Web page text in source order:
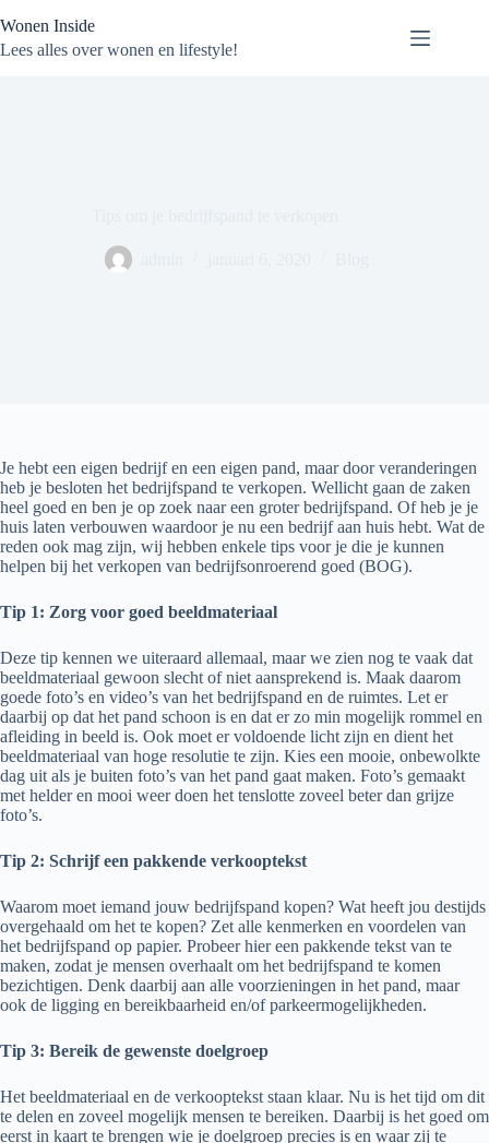
naar
de
Wonen Inside
Lees alles over wonen en lifestyle!
Je hebt een eigen bedrijf en een eigen pand, maar door veranderingen
heb je besloten het bedrijfspand te verkopen. Wellicht gaan de zaken
heel goed en ben je op zoek naar een groter bedrijfspand. Of heb je je
huis laten verbouwen waardoor je nu een bedrijf aan huis hebt. Wat de
reden ook mag zijn, wij hebben enkele tips voor je die je kunnen
helpen bij het verkopen van bedrijfsonroerend goed (BOG).
Tip 1: Zorg voor goed beeldmateriaal
Deze tip kennen we uiteraard allemaal, maar we zien nog te vaak dat
beeldmateriaal gewoon slecht of niet aansprekend is. Maak daarom
goede foto’s en video’s van het bedrijfspand en de ruimtes. Let er
daarbij op dat het pand schoon is en dat er zo min mogelijk rommel en
afleiding in beeld is. Ook moet er voldoende licht zijn en dient het
beeldmateriaal van hoge resolutie te zijn. Kies een mooie, onbewolkte
dag uit als je buiten foto’s van het pand gaat maken. Foto’s gemaakt
met helder en mooi weer doen het tenslotte zoveel beter dan grijze
foto’s.
Tip 2: Schrijf een pakkende verkooptekst
Waarom moet iemand jouw bedrijfspand kopen? Wat heeft jou destijds
overgehaald om het te kopen? Zet alle kenmerken en voordelen van
het bedrijfspand op papier. Probeer hier een pakkende tekst van te
maken, zodat je mensen overhaalt om het bedrijfspand te komen
bezichtigen. Denk daarbij aan alle voorzieningen in het pand, maar
ook de ligging en bereikbaarheid en/of parkeermogelijkheden.
Tip 3: Bereik de gewenste doelgroep
Het beeldmateriaal en de verkooptekst staan klaar. Nu is het tijd om dit
te delen en zoveel mogelijk mensen te bereiken. Daarbij is het goed om
eerst in kaart te brengen wie je doelgroep precies is en waar zij te